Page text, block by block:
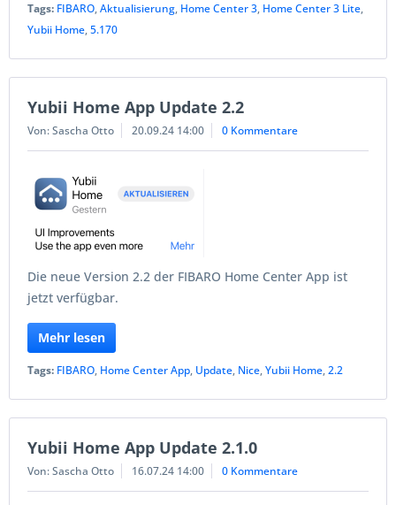
Tags: FIBARO,Aktualisierung, Home Center 3, Home Center 3 Lite,
Yubii Home,5.170
Yubii Home App Update 2.2
Von: Sascha Otto 20.09.24 14:00 0 Kommentare
Die neue Version 2.2 der FIBARO Home Center App ist
jetzt verfügbar.
Mehr lesen
Tags: FIBARO, Home Center App, Update, Nice,Yubii Home,2.2
Yubii Home App Update 2.1.0
Von: Sascha Otto 16.07.24 14:00 0 Kommentare